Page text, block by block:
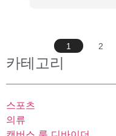
카테고리
스포츠
의류
1 2